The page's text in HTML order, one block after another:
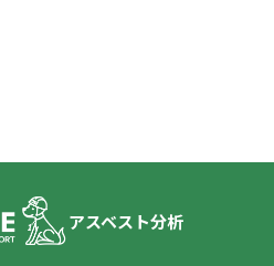
アスベスト分析